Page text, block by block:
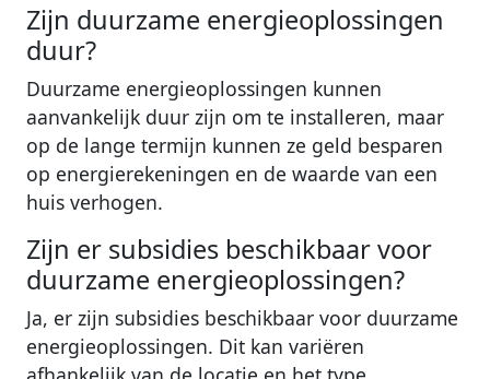
Zijn duurzame energieoplossingen
duur?
Duurzame energieoplossingen kunnen
aanvankelijk duur zijn om te installeren, maar
op de lange termijn kunnen ze geld besparen
op energierekeningen en de waarde van een
huis verhogen.
Zijn er subsidies beschikbaar voor
duurzame energieoplossingen?
Ja, er zijn subsidies beschikbaar voor duurzame
energieoplossingen. Dit kan variëren